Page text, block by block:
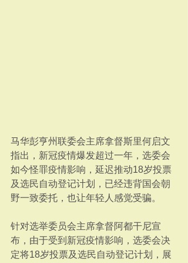
马华彭亨州联委会主席拿督斯里何启文
指出，新冠疫情爆发超过一年，选委会
如今怪罪疫情影响，延迟推动18岁投票
及选民自动登记计划，已经违背国会朝
野一致委托，也让年轻人感觉受骗。
针对选举委员会主席拿督阿都干尼宣
布，由于受到新冠疫情影响，选委会决
定将18岁投票及选民自动登记计划，展